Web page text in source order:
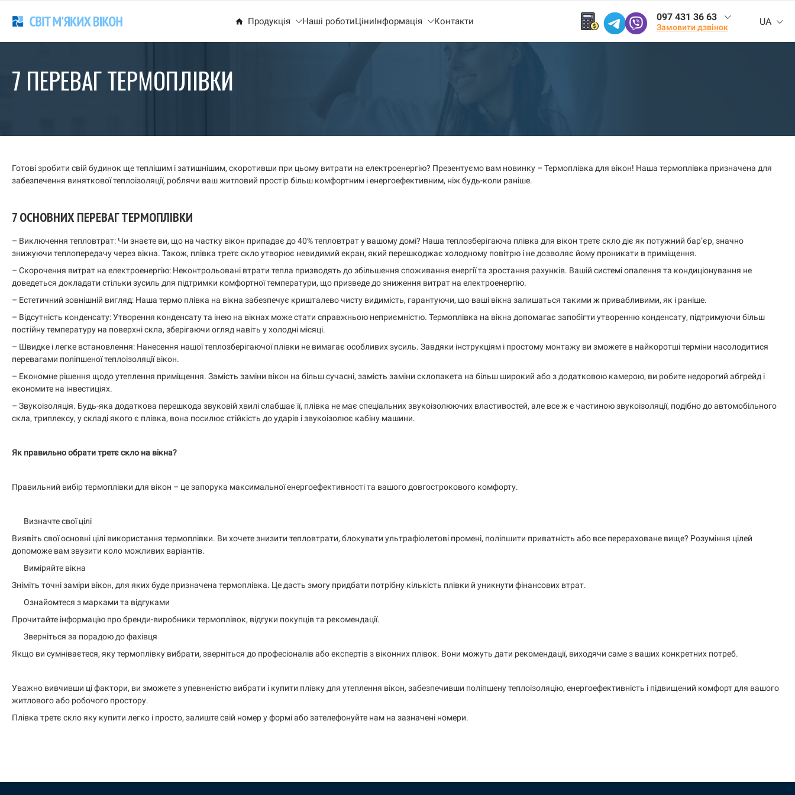
Продукція Наші роботиЦіниІнформація Контакти 097 431 36 63
Замовити дзвінок UA
7 ПЕРЕВАГ ТЕРМОПЛІВКИ
Готові зробити свій будинок ще теплішим і затишнішим, скоротивши при цьому витрати на електроенергію? Презентуємо вам новинку – Термоплівка для вікон! Наша термоплівка призначена для
забезпечення виняткової теплоізоляції, роблячи ваш житловий простір більш комфортним і енергоефективним, ніж будь-коли раніше.
7 ОСНОВНИХ ПЕРЕВАГ ТЕРМОПЛІВКИ
– Виключення тепловтрат: Чи знаєте ви, що на частку вікон припадає до 40% тепловтрат у вашому домі? Наша теплозберігаюча плівка для вікон третє скло діє як потужний бар’єр, значно
знижуючи теплопередачу через вікна. Також, плівка третє скло утворює невидимий екран, який перешкоджає холодному повітрю і не дозволяє йому проникати в приміщення.
– Скорочення витрат на електроенергію: Неконтрольовані втрати тепла призводять до збільшення споживання енергії та зростання рахунків. Вашій системі опалення та кондиціонування не
доведеться докладати стільки зусиль для підтримки комфортної температури, що призведе до зниження витрат на електроенергію.
– Естетичний зовнішній вигляд: Наша термо плівка на вікна забезпечує кришталево чисту видимість, гарантуючи, що ваші вікна залишаться такими ж привабливими, як і раніше.
– Відсутність конденсату: Утворення конденсату та інею на вікнах може стати справжньою неприємністю. Термоплівка на вікна допомагає запобігти утворенню конденсату, підтримуючи більш
постійну температуру на поверхні скла, зберігаючи огляд навіть у холодні місяці.
– Швидке і легке встановлення: Нанесення нашої теплозберігаючої плівки не вимагає особливих зусиль. Завдяки інструкціям і простому монтажу ви зможете в найкоротші терміни насолодитися
перевагами поліпшеної теплоізоляції вікон.
– Економне рішення щодо утеплення приміщення. Замість заміни вікон на більш сучасні, замість заміни склопакета на більш широкий або з додатковою камерою, ви робите недорогий абгрейд і
економите на інвестиціях.
– Звукоізоляція. Будь-яка додаткова перешкода звуковій хвилі слабшає її, плівка не має спеціальних звукоізолюючих властивостей, але все ж є частиною звукоізоляції, подібно до автомобільного
скла, триплексу, у складі якого є плівка, вона посилює стійкість до ударів і звукоізолює кабіну машини.
Як правильно обрати третє скло на вікна?
Правильний вибір термоплівки для вікон – це запорука максимальної енергоефективності та вашого довгострокового комфорту.
Визначте свої цілі
Виявіть свої основні цілі використання термоплівки. Ви хочете знизити тепловтрати, блокувати ультрафіолетові промені, поліпшити приватність або все перераховане вище? Розуміння цілей
допоможе вам звузити коло можливих варіантів.
Виміряйте вікна
Зніміть точні заміри вікон, для яких буде призначена термоплівка. Це дасть змогу придбати потрібну кількість плівки й уникнути фінансових втрат.
Ознайомтеся з марками та відгуками
Прочитайте інформацію про бренди-виробники термоплівок, відгуки покупців та рекомендації.
Зверніться за порадою до фахівця
Якщо ви сумніваєтеся, яку термоплівку вибрати, зверніться до професіоналів або експертів з віконних плівок. Вони можуть дати рекомендації, виходячи саме з ваших конкретних потреб.
Уважно вивчивши ці фактори, ви зможете з упевненістю вибрати і купити плівку для утеплення вікон, забезпечивши поліпшену теплоізоляцію, енергоефективність і підвищений комфорт для вашого
житлового або робочого простору.
Плівка третє скло яку купити легко і просто, залиште свій номер у формі або зателефонуйте нам на зазначені номери.